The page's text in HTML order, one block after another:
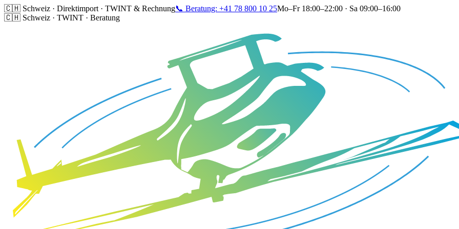
🇨🇭 Schweiz · Direktimport · TWINT & Rechnung📞 Beratung: +41 78 800 10 25Mo–Fr 18:00–22:00 · Sa 09:00–16:00
🇨🇭 Schweiz · TWINT · Beratung